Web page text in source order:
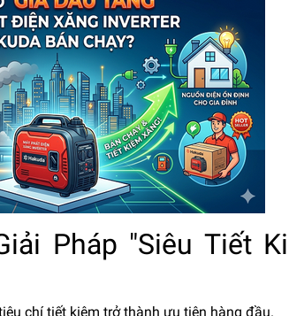
Pháp "Siêu Tiết
chí tiết kiệm trở thành ưu tiên hàng đầu.